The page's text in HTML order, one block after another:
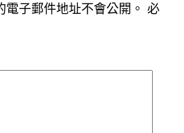
子郵件地址不會公開。 必